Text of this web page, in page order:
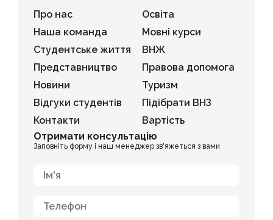
Про нас
Наша команда
Студентське життя
Представництво
Новини
Відгуки студентів
Контакти
Освіта
Мовні курси
ВНЖ
Правова допомога
Туризм
Підібрати ВНЗ
Вартість
Отримати консультацію
Заповніть форму і наш менеджер зв'яжеться з вами